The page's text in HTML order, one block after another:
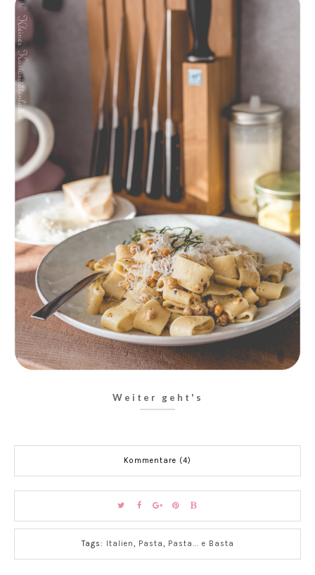
Weiter geht's
Kommentare (4)
Tags: Italien, Pasta, Pasta... e Basta